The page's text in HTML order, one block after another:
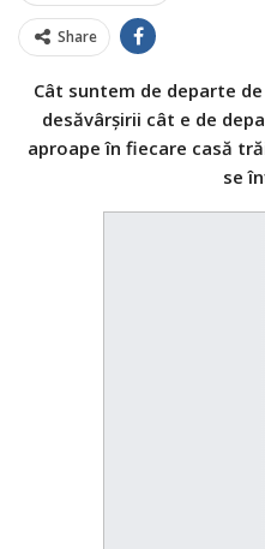
Share
Cât suntem de departe
desăvârşirii cât e de
aproape în fiecare casă
se